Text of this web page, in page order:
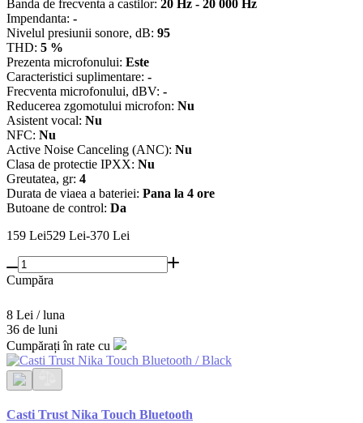
Banda de frecventa a castilor: 20 Hz - 20 000 Hz
Impendanta: -
Nivelul presiunii sonore, dB: 95
THD: 5 %
Prezenta microfonului: Este
Caracteristici suplimentare: -
Frecventa microfonului, dBV: -
Reducerea zgomotului microfon: Nu
Asistent vocal: Nu
NFC: Nu
Active Noise Canceling (ANC): Nu
Clasa de protectie IPXX: Nu
Greutatea, gr: 4
Durata de viaеa a bateriei: Pana la 4 ore
Butoane de control: Da
159 Lei529 Lei-370 Lei
Cumpăra
8 Lei / luna
36 de luni
Cumpărați în rate cu
Casti Trust Nika Touch Bluetooth